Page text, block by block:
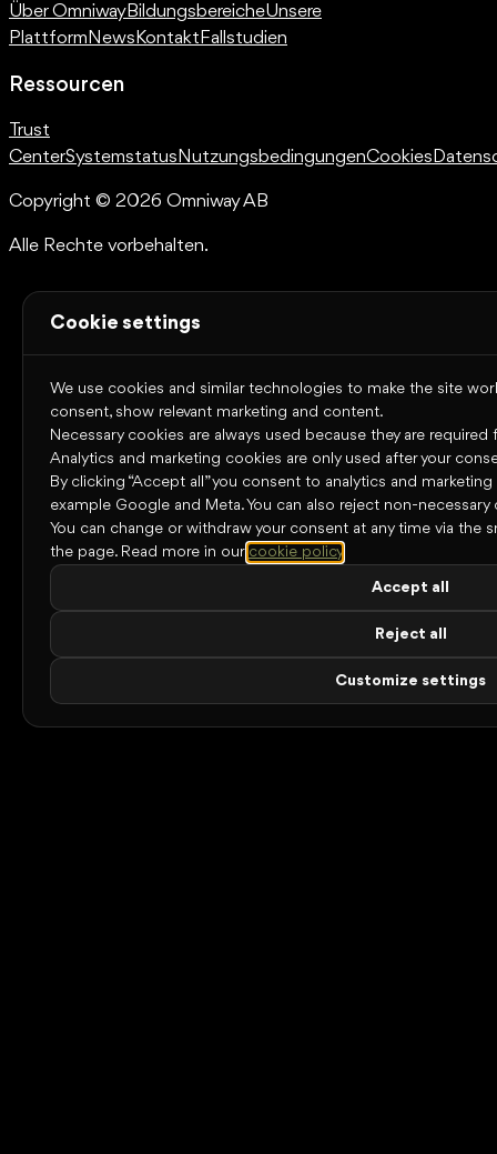
Über OmniwayBildungsbereicheUnsere
Plattform News Kontakt Fallstudien
Ressourcen
Trust
CenterSystemstatusNutzungsbedingungenCookies
Copyright © 2026 Omniway AB
Alle Rechte vorbehalten.
Cookie settings
We use cookies and similar technologies to make the site
consent, show relevant marketing and content.
Necessary cookies are always used because they are
Analytics and marketing cookies are only used after your
By clicking “Accept all” you consent to analytics and
example Google and Meta. You can also reject non-
You can change or withdraw your consent at any time via
the page. Read more in our cookie policy
Accept all
Reject all
Customize settings